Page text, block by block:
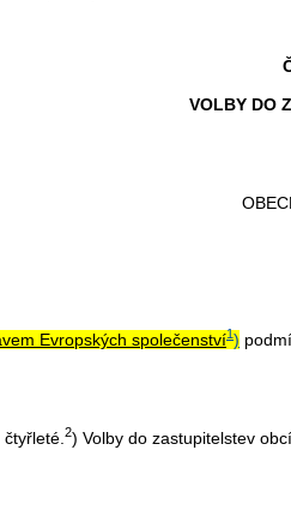
VOLBY DO
Evropských společenství1)
2) Volby do zastupitelstev